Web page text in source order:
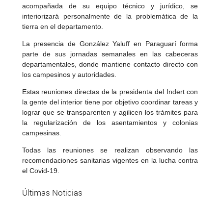
acompañada de su equipo técnico y jurídico, se
interiorizará personalmente de la problemática de la
tierra en el departamento.
La presencia de González Yaluff en Paraguarí forma
parte de sus jornadas semanales en las cabeceras
departamentales, donde mantiene contacto directo con
los campesinos y autoridades.
Estas reuniones directas de la presidenta del Indert con
la gente del interior tiene por objetivo coordinar tareas y
lograr que se transparenten y agilicen los trámites para
la regularización de los asentamientos y colonias
campesinas.
Todas las reuniones se realizan observando las
recomendaciones sanitarias vigentes en la lucha contra
el Covid-19.
Últimas Noticias
Tras 31 años de lucha, familias
campesinas de Itapúa acceden a la
ruralidad impulsada por el Gobierno